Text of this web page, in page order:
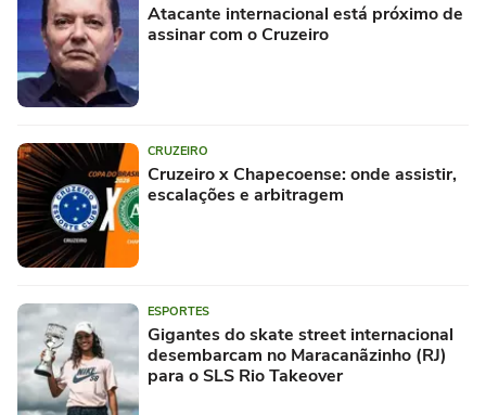
Atacante internacional está próximo de
assinar com o Cruzeiro
CRUZEIRO
Cruzeiro x Chapecoense: onde assistir,
escalações e arbitragem
ESPORTES
Gigantes do skate street internacional
desembarcam no Maracanãzinho (RJ)
para o SLS Rio Takeover